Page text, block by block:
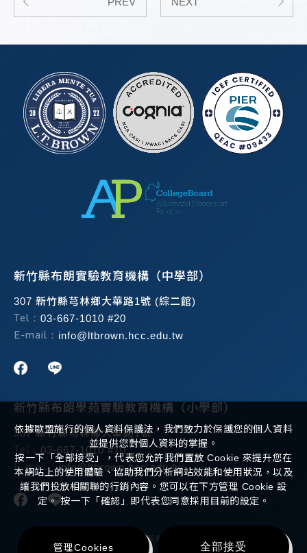
新竹縣布朗實驗教育機構（中學部）
307 新竹縣芎林鄉大華路1號 (綜二館)
Tel： 03-667-1010 #20
E-mail： info@ltbrown.hcc.edu.tw
新竹縣布朗學苑實驗教育機構（小學部）
307 新竹縣芎林鄉大華路1號
Tel： 03-667-1010 #10
E-mail：info@ltbrown.hcc.edu.tw
布朗學苑實驗教育機構
依據歐盟施行的個人資料保護法，我們致力於保護您的個人資料
並提供您對個人資料的掌握。
按一下「全部接受」，代表您允許我們置放 Cookie 來提升您在
本網站上的使用體驗、協助我們分析網站效能和使用狀況，以及
讓我們投放相關聯的行銷內容。您可以在下方管理 Cookie 設
定。 按一下「確認」即代表您同意採用目前的設定。
管理Cookies 全部接受